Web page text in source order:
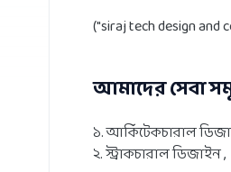
("siraj tech design
আমাদের সেবা
১. আর্কিটেকচারাল
২. স্ট্রাকচারাল ডিজাইন ,